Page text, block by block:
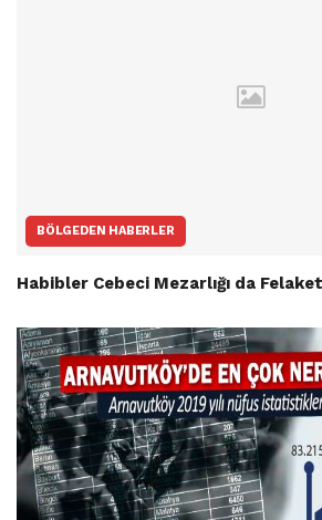
BÖLGEDEN HABERLER
Habibler Cebeci Mezarlığı da